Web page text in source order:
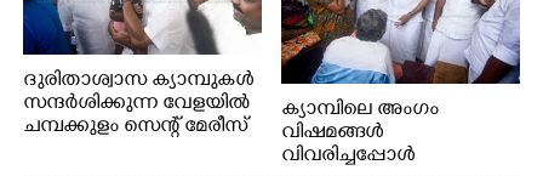
ദുരിതാശ്വാസ ക്യാമ്പുകൾ
സന്ദർശിക്കുന്ന വേളയിൽ
ചമ്പക്കുളം സെന്റ് മേരീസ്
ക്യാമ്പിലെ അംഗം
വിഷമങ്ങൾ
വിവരിച്ചപ്പോൾ